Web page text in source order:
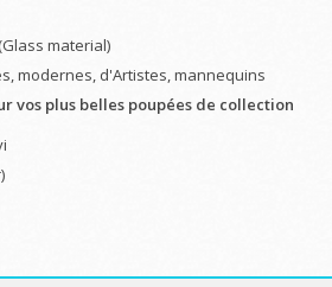
material)
modernes, d'Artistes, mannequins
vos plus belles poupées de collection